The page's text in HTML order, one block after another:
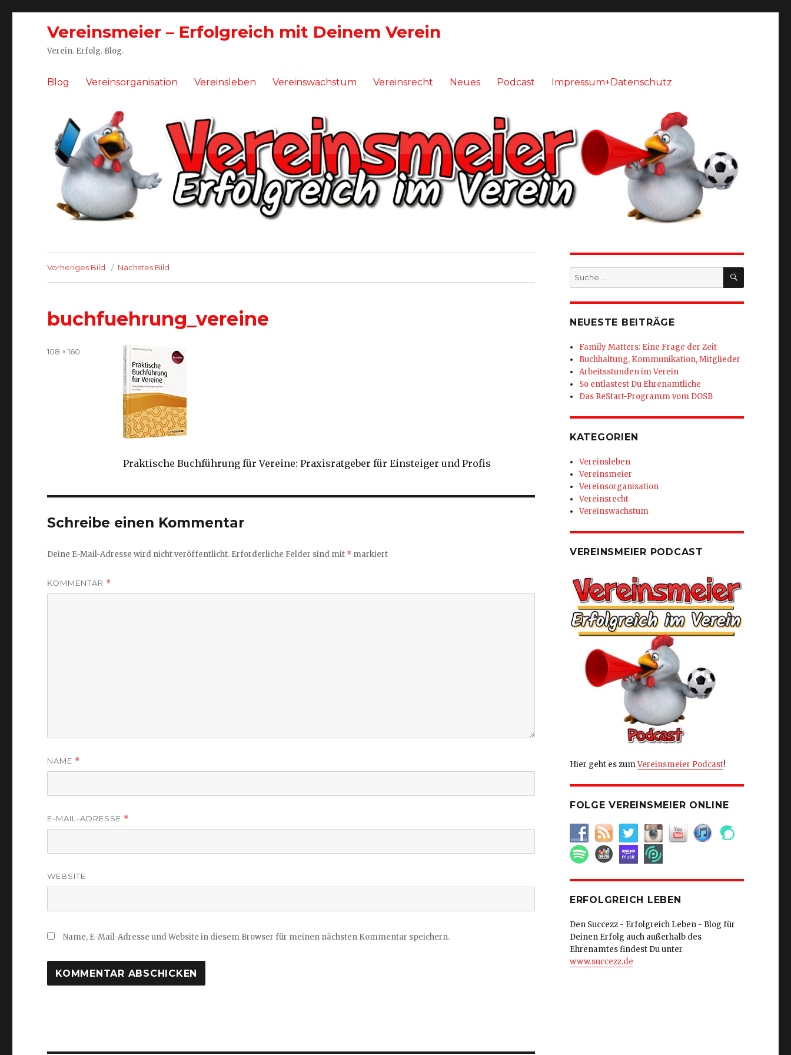
Vereinsmeier – Erfolgreich mit Deinem Verein
Verein. Erfolg. Blog.
Blog Vereinsorganisation Vereinsleben Vereinswachstum Vereinsrecht Neues Podcast Impressum+Datenschutz
Vorheriges Bild Nächstes Bild
buchfuehrung_vereine
Praktische Buchführung für Vereine: Praxisratgeber für Einsteiger und Profis
Volle
108 × 160
Schreibe einen Kommentar
Deine E-Mail-Adresse wird nicht veröffentlicht. Erforderliche Felder sind mit * markiert
KOMMENTAR *
NAME *
E-MAIL-ADRESSE *
WEBSITE
Name, E-Mail-Adresse und Website in diesem Browser für meinen nächsten Kommentar speichern.
Suche
nach:
SUCHEN
NEUESTE BEITRÄGE
Family Matters: Eine Frage der Zeit
Buchhaltung, Kommunikation, Mitglieder
Arbeitsstunden im Verein
So entlastest Du Ehrenamtliche
Das ReStart-Programm vom DOSB
KATEGORIEN
Vereinsleben
Vereinsmeier
Vereinsorganisation
Vereinsrecht
Vereinswachstum
VEREINSMEIER PODCAST
Hier geht es zumVereinsmeier Podcast!
FOLGE VEREINSMEIER ONLINE
ERFOLGREICH LEBEN
Den Succezz - Erfolgreich Leben - Blog für
Deinen Erfolg auch außerhalb des
Ehrenamtes findest Du unter
www.succezz.de